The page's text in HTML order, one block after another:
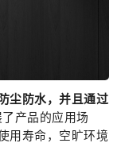
尘防水，并且通过
产品的应用场
用寿命，空旷环境